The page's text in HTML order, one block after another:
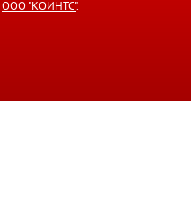
ООО "КОИНТС".